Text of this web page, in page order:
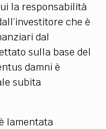
la responsabilità
che è
dal
sulla base del
damni è
subita
lamentata